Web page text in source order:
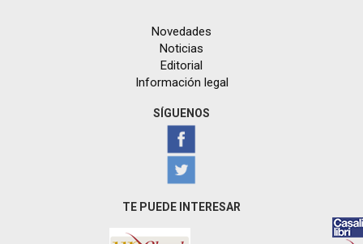
Novedades
Noticias
Editorial
Información legal
SÍGUENOS
TE PUEDE INTERESAR